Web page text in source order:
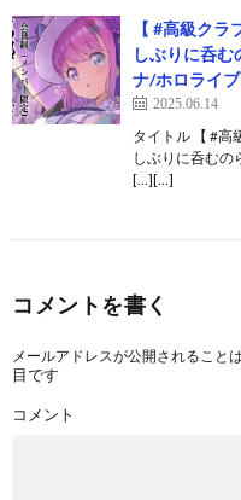
【 #高級ク
しぶりに呑
ナ/ホロライブ
2025.06.14
タイトル 【 #高
しぶりに呑むの
[…][…]
コメントを書く
メールアドレスが公開されること
目です
コメント